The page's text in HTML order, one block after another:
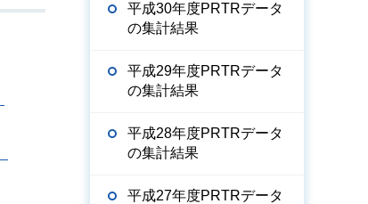
平成30年度PRTRデータ
の集計結果
平成29年度PRTRデータ
の集計結果
平成28年度PRTRデータ
の集計結果
平成27年度PRTRデータ